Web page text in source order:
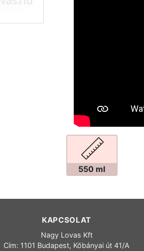
550 ml
KAPCSOLAT
Nagy Lovas Kft
Cím: 1101 Budapest, Kőbányai út 41/A